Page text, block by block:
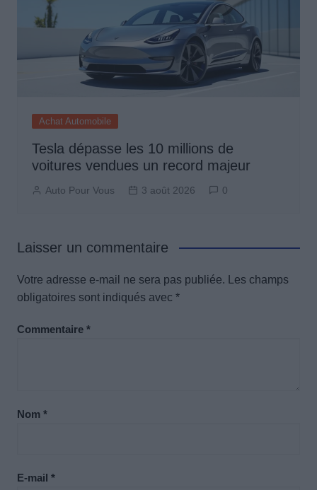
Achat Automobile
Tesla dépasse les 10 millions de
voitures vendues un record majeur
Auto Pour Vous 3 août 2026 0
Laisser un commentaire
Votre adresse e-mail ne sera pas publiée.
Les champs
obligatoires sont indiqués avec *
Commentaire *
Nom *
E-mail *